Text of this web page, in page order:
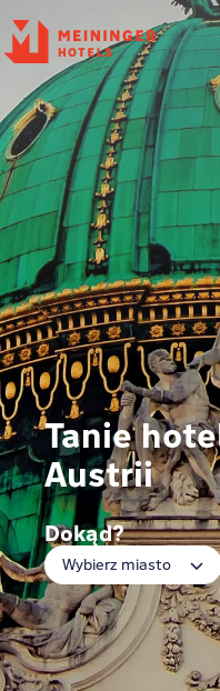
P
Tanie
Austrii
Dokąd?
Wybierz miasto